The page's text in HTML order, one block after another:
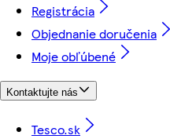
Registrácia
Objednanie doručenia
Moje obľúbené
Kontaktujte nás
Tesco.sk